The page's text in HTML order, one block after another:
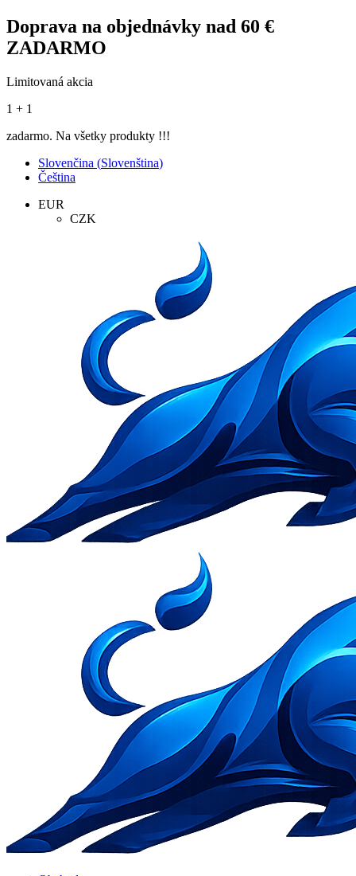
Doprava na objednávky nad 60 €
ZADARMO
Limitovaná akcia
1 + 1
zadarmo. Na všetky produkty !!!
Slovenčina (Slovenština)
Čeština
EUR
CZK